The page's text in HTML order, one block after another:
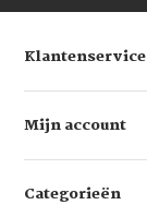
Klantenservice
Mijn account
Categorieën